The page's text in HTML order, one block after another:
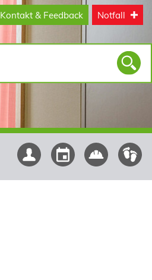
Kontakt & Feedback Notfall